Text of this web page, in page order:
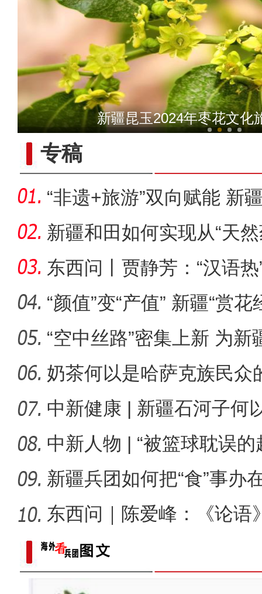
“阿克苏是个好地方·四季
十年·数说 经济
新疆昆玉2024年枣花文化
专稿
“非遗+旅游”双向赋能 新
圈
新疆和田如何实现从“天
乡”
东西问丨贾静芳：“汉语
升温
“颜值”变“产值” 新疆“赏
“空中丝路”密集上新 为
展注
奶茶何以是哈萨克族民众
中新健康 | 新疆石河子何
承创新
中新人物 | “被篮球耽误
总冠
新疆兵团如何把“食”事办
东西问｜陈爱峰：《论语
疆的课